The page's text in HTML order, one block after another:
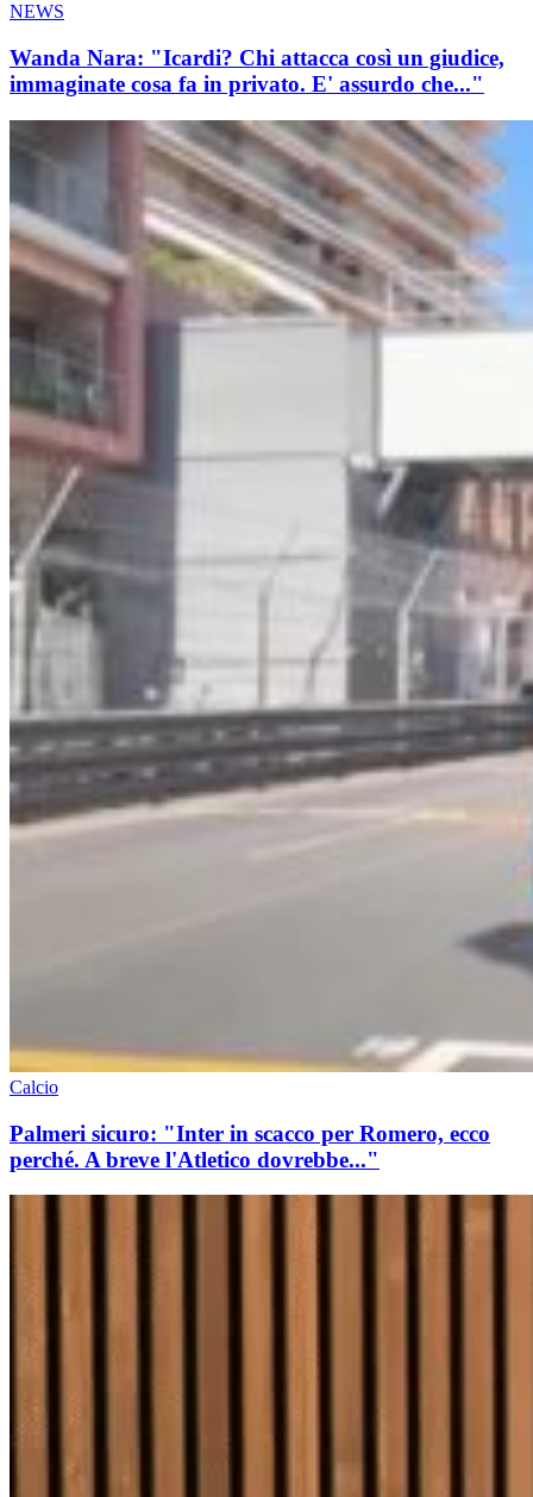
NEWS
Wanda Nara: "Icardi? Chi attacca così un giudice,
immaginate cosa fa in privato. E' assurdo che..."
Calcio
Palmeri sicuro: "Inter in scacco per Romero, ecco
perché. A breve l'Atletico dovrebbe..."